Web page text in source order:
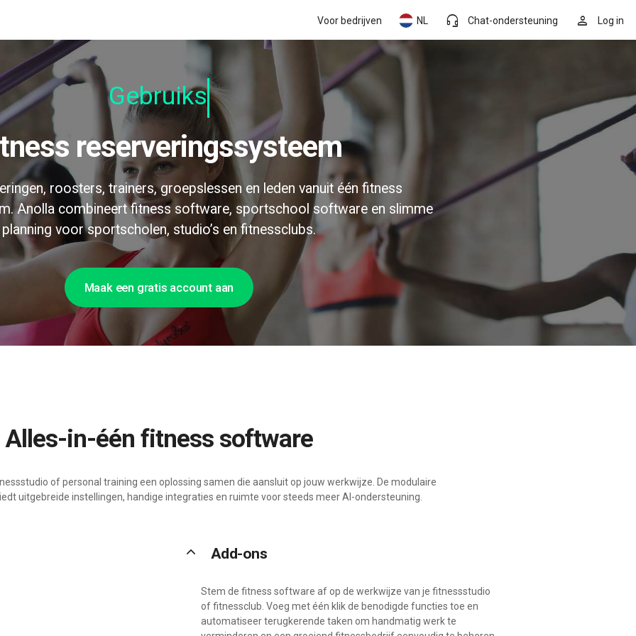
person Log in
headset_mic Chat-ondersteuning
NL
Voor bedrijven
Gebruiksvrie
reserveringssysteem
roosters, trainers, groepslessen en leden vanuit één fitness
Anolla combineert fitness software, sportschool software en slimme
planning voor sportscholen, studio’s en fitnessclubs.
Maak een gratis account aan
Alles-in-één fitness software
of personal training een oplossing samen die aansluit op jouw werkwijze. De modulaire
uitgebreide instellingen, handige integraties en ruimte voor steeds meer AI-ondersteuning.
keyboard_arrow_up Add-ons
Stem de fitness software af op de werkwijze van je fitnessstudio
of fitnessclub. Voeg met één klik de benodigde functies toe en
automatiseer terugkerende taken om handmatig werk te